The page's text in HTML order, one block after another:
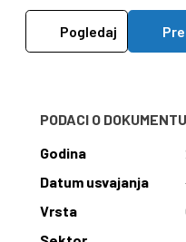
Pogledaj
PODACI O DOKUMENTU
Godina
Datum usvajanja
Vrsta